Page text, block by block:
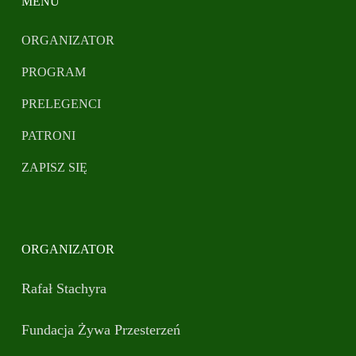
ORGANIZATOR
PROGRAM
PRELEGENCI
PATRONI
ZAPISZ SIĘ
ORGANIZATOR
Rafał Stachyra
Fundacja Żywa Przesterzeń